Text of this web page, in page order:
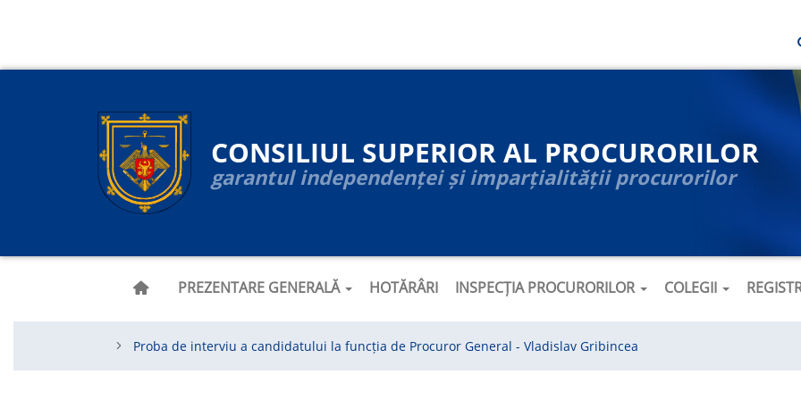
CONSILIUL SUPERIOR AL PROCURORILOR
garantul independenței și imparțialității procurorilor
principală
PREZENTARE GENERALĂ HOTĂRÂRI INSPECȚIA PROCURORILOR COLEGII
Proba de interviu a candidatului la funcția de Procuror General - Vladislav Gribincea